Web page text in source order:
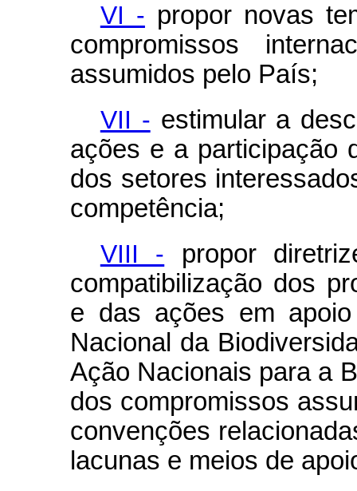
VI - propor novas
compromissos
assumidos pelo País;
VII - estimular a
ações e a participação
dos setores
competência;
VIII - propor
compatibilização dos
e das ações em
Nacional da
Ação Nacionais para a
dos compromissos
convenções
lacunas e meios de